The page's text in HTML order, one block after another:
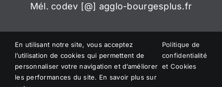
Mél. codev [@] agglo-bourgesplus.fr
© Copyright2026 CONSEIL DE DÉVELOPPEMENT – BOURGES
En utilisant notre site, vous acceptez
l’utilisation de cookies qui permettent de
personnaliser votre navigation et d’améliorer
les performances du site. En savoir plus sur
Politique de
confidentialité
et Cookies